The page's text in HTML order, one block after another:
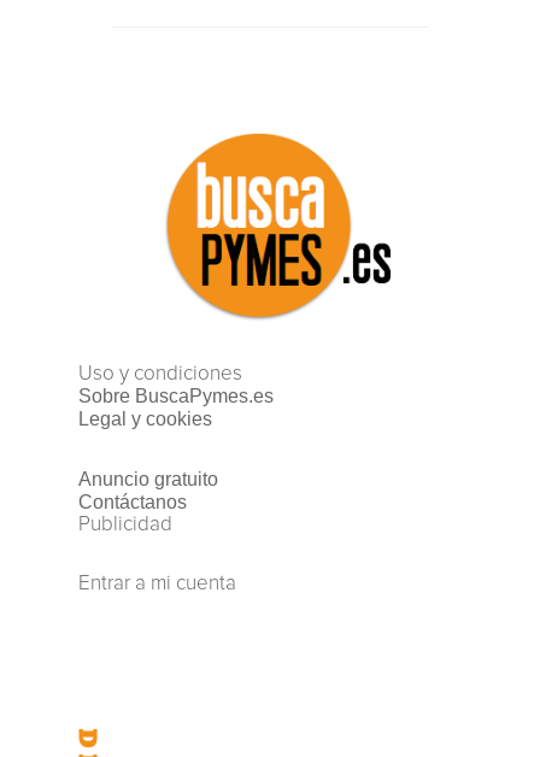
Uso y condiciones
Sobre BuscaPymes.es
Legal y cookies
Anuncio gratuito
Contáctanos
Publicidad
Entrar a mi cuenta